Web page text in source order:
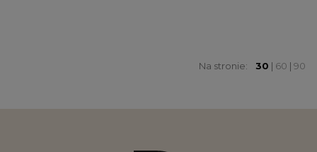
Na stronie: 30 | 60 | 90